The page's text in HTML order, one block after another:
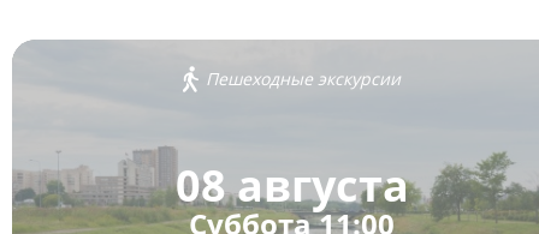
Пешеходные экскурсии
08 августа
Суббота 11:00